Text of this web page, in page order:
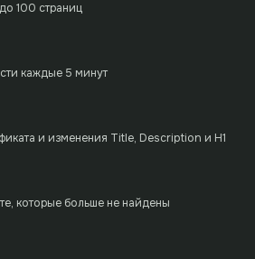
100 страниц
каждые 5 минут
и изменения Title, Description и H1
которые больше не найдены